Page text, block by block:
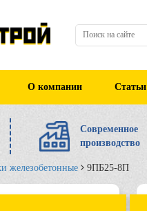
О компании Статьи
Современное
производство
железобетонные 9ПБ25-8П